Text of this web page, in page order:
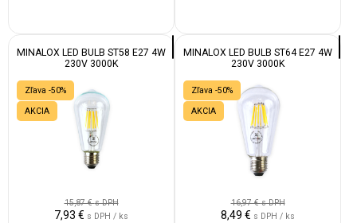
MINALOX LED BULB ST58 E27 4W
230V 3000K
Zľava -50%
AKCIA
15,87 €s DPH
7,93 € s DPH / ks
MINALOX LED BULB ST64 E27 4W
230V 3000K
Zľava -50%
AKCIA
16,97 €s DPH
8,49 € s DPH / ks